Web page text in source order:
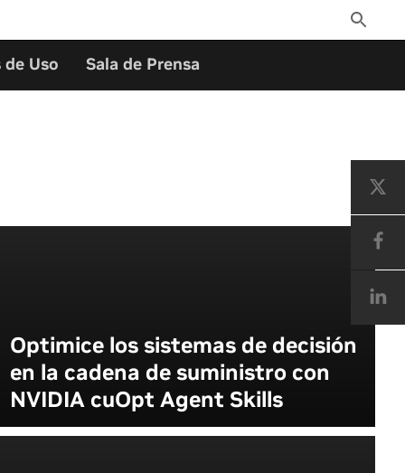
Toggle
Search
de Uso Sala de Prensa
Optimice los sistemas de decisión
en la cadena de suministro con
NVIDIA cuOpt Agent Skills